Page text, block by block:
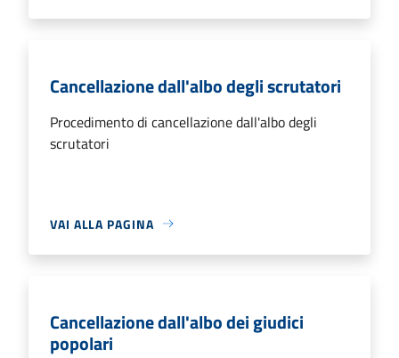
Cancellazione dall'albo degli scrutatori
Procedimento di cancellazione dall'albo degli
scrutatori
VAI ALLA PAGINA
Cancellazione dall'albo dei giudici
popolari